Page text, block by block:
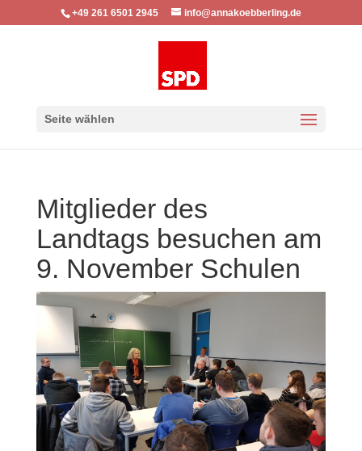
+49 261 6501 2945 info@annakoebberling.de
Seite wählen
Mitglieder des
Landtags besuchen am
9. November Schulen